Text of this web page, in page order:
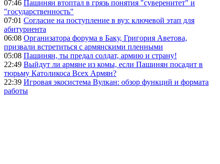
07:46 Пашинян втоптал в грязь понятия "суверенитет" и
"государственность"
07:01 Согласие на поступление в вуз: ключевой этап для
абитуриента
06:08 Организатора форума в Баку, Григория Аветова,
призвали встретиться с армянскими пленными
05:08 Пашинян, ты предал солдат, армию и страну!
22:49 Выйдут ли армяне из комы, если Пашинян посадит в
тюрьму Католикоса Всех Армян?
22:39 Игровая экосистема Вулкан: обзор функций и формата
работы